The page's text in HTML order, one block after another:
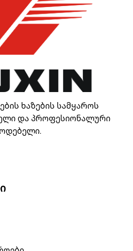
ხაზების სამყაროს
და პროფესიონალური